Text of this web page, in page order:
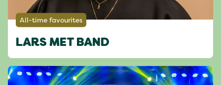
All-time favourites
LARS MET BAND